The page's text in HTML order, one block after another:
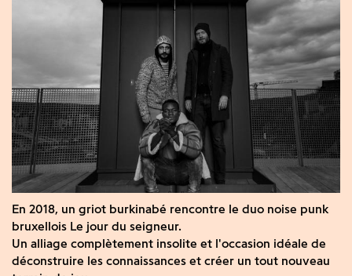
En 2018, un griot burkinabé rencontre le duo noise punk
bruxellois Le jour du seigneur.
Un alliage complètement insolite et l'occasion idéale de
déconstruire les connaissances et créer un tout nouveau